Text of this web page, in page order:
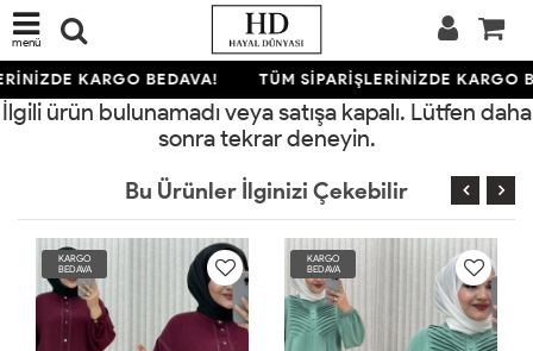
menü
KARGO BEDAVA! TÜM SİPARİŞLERİNİZDE KARGO
İlgili ürün bulunamadı veya satışa kapalı. Lütfen daha
sonra tekrar deneyin.
Bu Ürünler İlginizi Çekebilir
KARGO
BEDAVA
KARGO
BEDAVA